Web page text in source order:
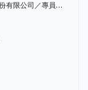
SHOPLINE Technology Corp., Ltd._商線科技股份有限公司／專員薪水情報